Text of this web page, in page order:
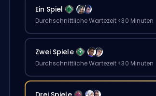
Ein Spiel
Durchschnittliche Wartezeit <30 Minuten
Zwei Spiele
Durchschnittliche Wartezeit <30 Minuten